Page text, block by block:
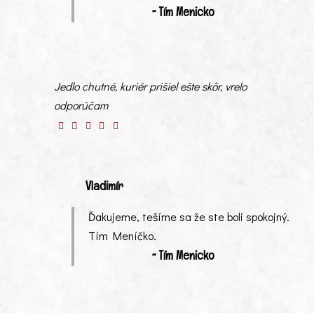
~ Tím Menicko
Jedlo chutné, kuriér prišiel ešte skôr, vrelo
odporúčam
Vladimír
Ďakujeme, tešíme sa že ste boli spokojný.
Tím Meníčko.
~ Tím Menicko